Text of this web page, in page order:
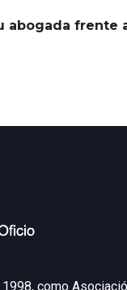
abogada frente
como